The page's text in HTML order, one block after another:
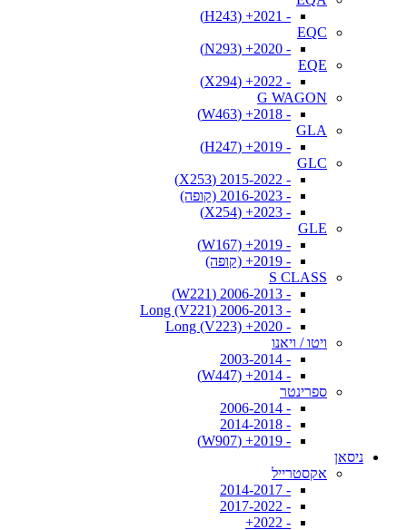
- 2021+ (H243)
EQC
- 2020+ (N293)
EQE
- 2022+ (X294)
G WAGON
- 2018+ (W463)
GLA
- 2019+ (H247)
GLC
- 2015-2022 (X253)
- 2016-2023 (קופה)
- 2023+ (X254)
GLE
- 2019+ (W167)
- 2019+ (קופה)
S CLASS
- 2006-2013 (W221)
- 2006-2013 Long (V221)
- 2020+ Long (V223)
ויטו / ויאנו
- 2003-2014
- 2014+ (W447)
ספרינטר
- 2006-2014
- 2014-2018
- 2019+ (W907)
ניסאן
אקסטרייל
- 2014-2017
- 2017-2022
- 2022+